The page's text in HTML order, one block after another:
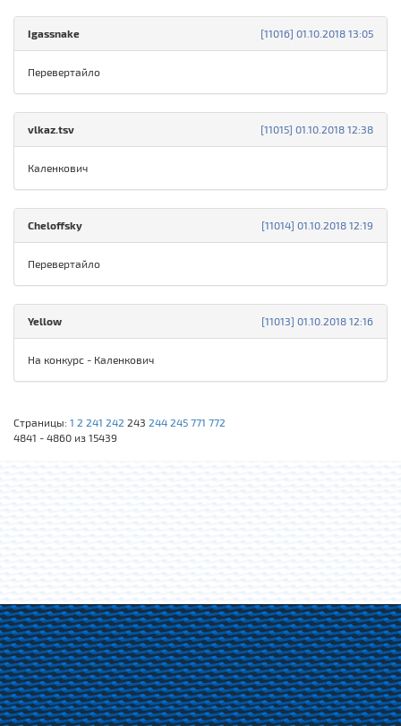
[11016] 01.10.2018 13:05
Igassnake
Перевертайло
[11015] 01.10.2018 12:38
vlkaz.tsv
Каленкович
[11014] 01.10.2018 12:19
Cheloffsky
Перевертайло
[11013] 01.10.2018 12:16
Yellow
На конкурс - Каленкович
Страницы: 1 2 241 242 243 244 245 771 772
4841 - 4860 из 15439